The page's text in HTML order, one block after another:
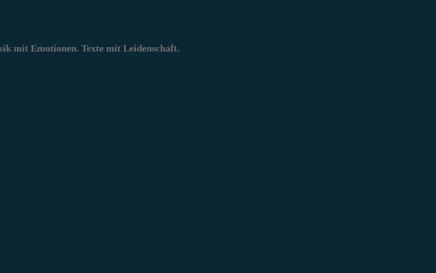
mit Emotionen. Texte mit Leidenschaft.